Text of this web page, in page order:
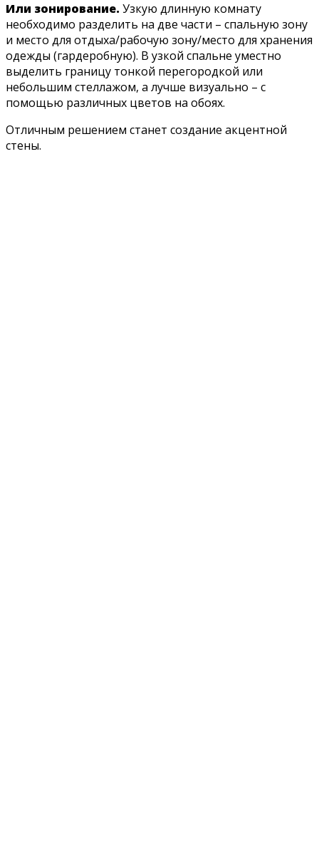
Или зонирование. Узкую длинную комнату
необходимо разделить на две части – спальную зону
и место для отдыха/рабочую зону/место для хранения
одежды (гардеробную). В узкой спальне уместно
выделить границу тонкой перегородкой или
небольшим стеллажом, а лучше визуально – с
помощью различных цветов на обоях.
Отличным решением станет создание акцентной
стены.